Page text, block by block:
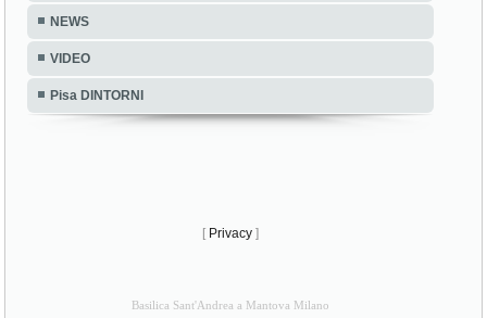
NEWS
VIDEO
Pisa DINTORNI
[ Privacy ]
Basilica Sant'Andrea a Mantova Milano